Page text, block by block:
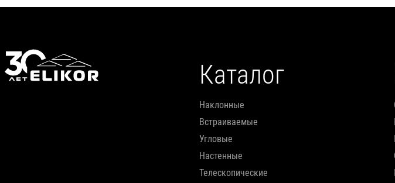
Каталог
наклонные
встраиваемые
угловые
настенные
телескопические